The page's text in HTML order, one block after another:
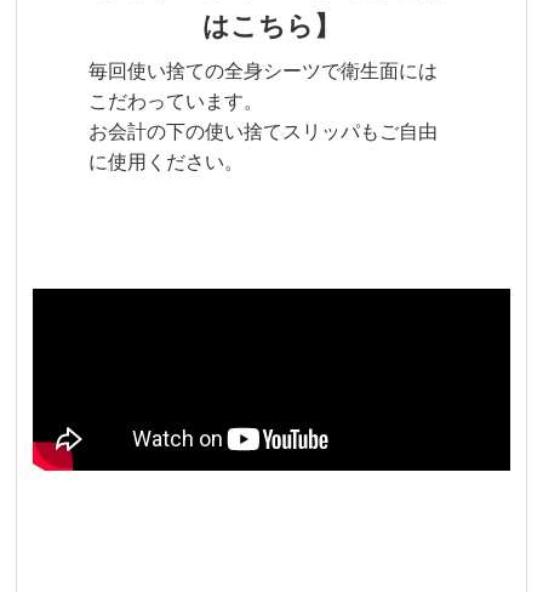
はこちら】
毎回使い捨ての全身シーツで衛生面には
こだわっています。
お会計の下の使い捨てスリッパもご自由
に使用ください。